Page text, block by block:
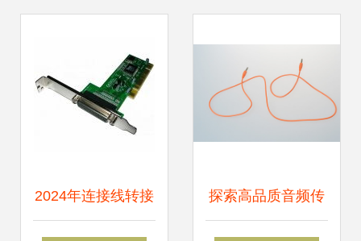
2024年连接线转接 探索高品质音频传